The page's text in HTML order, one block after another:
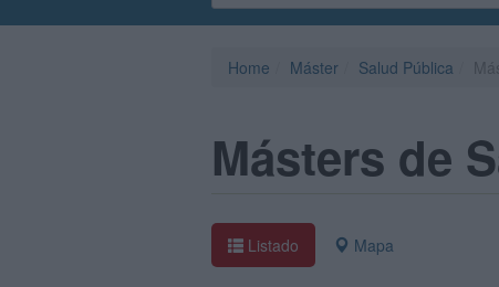
Home Máster Salud Pública
Másters de
Listado Mapa